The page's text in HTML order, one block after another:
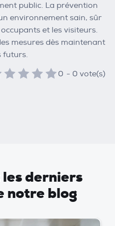
public. La prévention
environnement sain, sûr
et les visiteurs.
mesures dès maintenant
futurs.
0 - 0 vote(s)
derniers
notre blog